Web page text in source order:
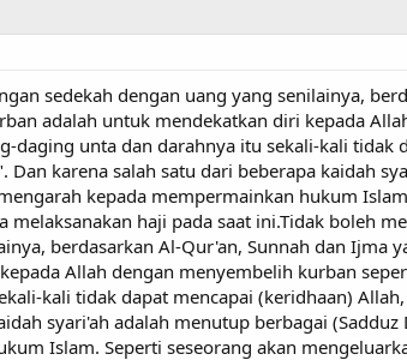
sedekah dengan uang yang senilainya,
adalah untuk mendekatkan diri kepada
daging unta dan darahnya itu sekali-kali tidak
karena salah satu dari beberapa kaidah
kepada mempermainkan hukum
haji pada saat ini.Tidak boleh
berdasarkan Al-Qur'an, Sunnah dan Ijma
Allah dengan menyembelih kurban
kali tidak dapat mencapai (keridhaan)
syari'ah adalah menutup berbagai (Sadduz
Islam. Seperti seseorang akan